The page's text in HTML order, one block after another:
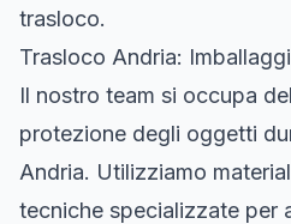
trasloco.
Trasloco Andria:
Il nostro team si occupa
protezione degli oggetti
Andria. Utilizziamo
tecniche specializzate per